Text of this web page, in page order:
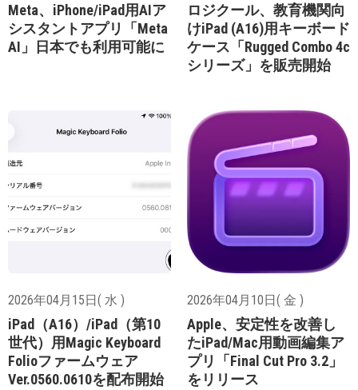
Meta、iPhone/iPad用AIア
シスタントアプリ「Meta
AI」日本でも利用可能に
ロジクール、教育機関向
けiPad (A16)用キーボード
ケース「Rugged Combo 4c
シリーズ」を販売開始
2026年04月15日( 水 )
iPad（A16）/iPad（第10
世代）用Magic Keyboard
Folioファームウェア
Ver.0560.0610を配布開始
2026年04月10日( 金 )
Apple、安定性を改善し
たiPad/Mac用動画編集ア
プリ「Final Cut Pro 3.2」
をリリース